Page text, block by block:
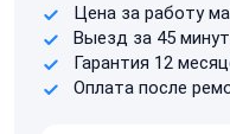
Цена за работу
Выезд за 45
Гарантия 12
Оплата после